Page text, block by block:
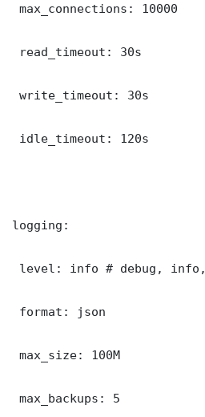
max_connections: 10000
read_timeout: 30s
write_timeout: 30s
idle_timeout: 120s
logging:
level: info # debug,
format: json
max_size: 100M
max_backups: 5